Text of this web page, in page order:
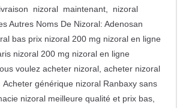
nizoral maintenant, nizoral
Noms De Nizoral: Adenosan
bas prix nizoral 200 mg nizoral en ligne
nizoral 200 mg nizoral en ligne
voulez acheter nizoral, acheter nizoral
générique nizoral Ranbaxy sans
nizoral meilleure qualité et prix bas,